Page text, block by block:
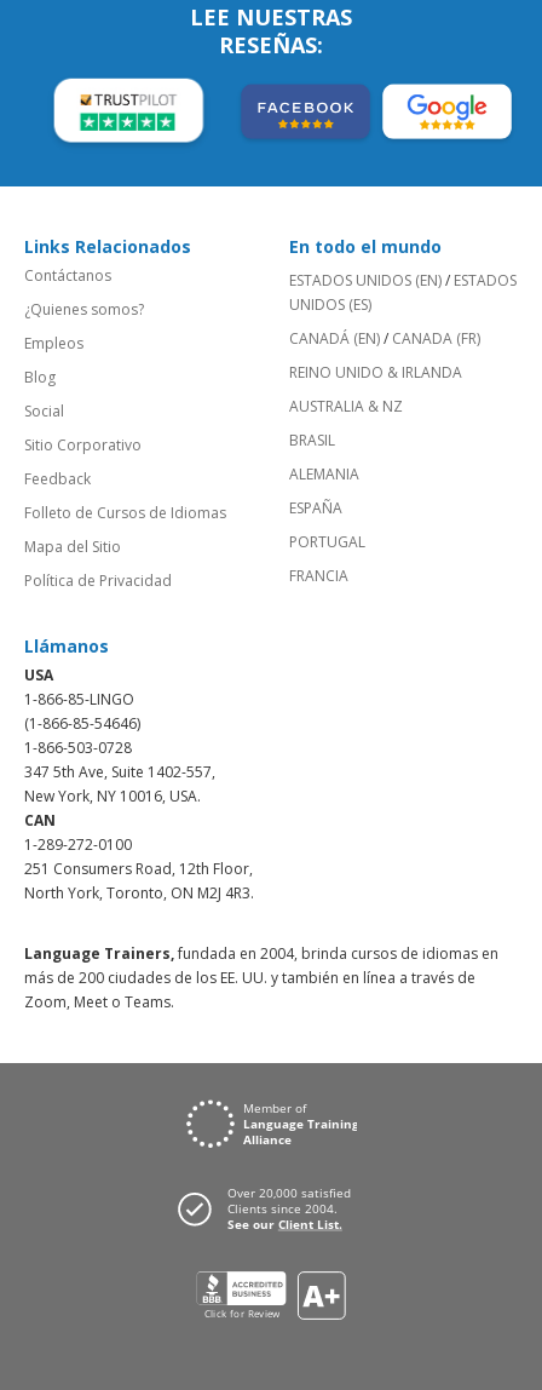
LEE NUESTRAS
RESEÑAS:
Links Relacionados
Contáctanos
¿Quienes somos?
Empleos
Blog
Social
Sitio Corporativo
Feedback
Folleto de Cursos de Idiomas
Mapa del Sitio
Política de Privacidad
En todo el mundo
ESTADOS UNIDOS (EN)/ ESTADOS
UNIDOS (ES)
CANADÁ (EN)/ CANADA (FR)
REINO UNIDO & IRLANDA
AUSTRALIA & NZ
BRASIL
ALEMANIA
ESPAÑA
PORTUGAL
FRANCIA
Llámanos
USA
1-866-85-LINGO
(1-866-85-54646)
1-866-503-0728
347 5th Ave, Suite 1402-557,
New York, NY 10016, USA.
CAN
1-289-272-0100
251 Consumers Road, 12th Floor,
North York, Toronto, ON M2J 4R3.
Language Trainers,fundada en 2004, brinda cursos de idiomas en
más de 200 ciudades de los EE. UU. y también en línea a través de
Zoom, Meet o Teams.